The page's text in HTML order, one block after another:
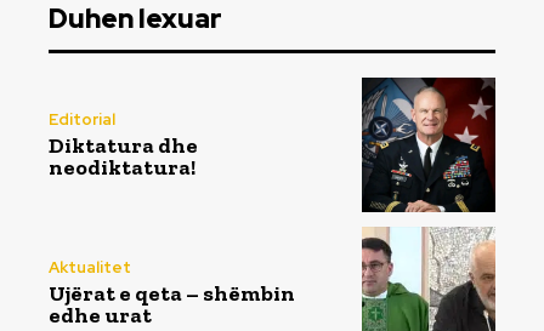
Duhen lexuar
Editorial
Diktatura dhe
neodiktatura!
Aktualitet
Ujërat e qeta – shëmbin
edhe urat